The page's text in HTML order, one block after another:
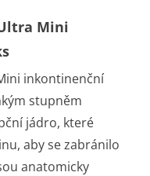
Mini
inkontinenční
stupněm
jádro, které
aby se zabránilo
anatomicky